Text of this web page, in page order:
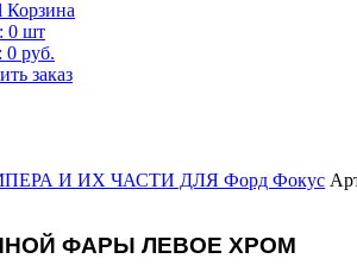
И ИХ ЧАСТИ ДЛЯ Форд Фокус
ФАРЫ ЛЕВОЕ ХРОМ
Корзина
0 шт
0 руб.
заказ